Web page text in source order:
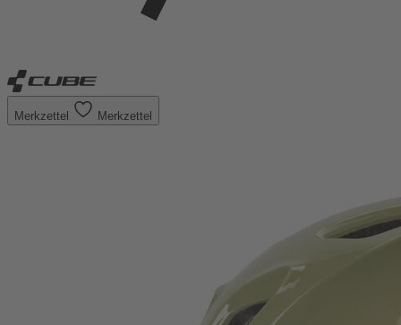
Merkzettel Merkzettel